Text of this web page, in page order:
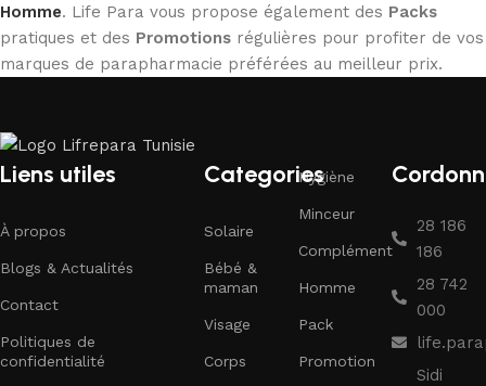
Homme. Life Para vous propose également des Packs
pratiques et des Promotions régulières pour profiter de vos
marques de parapharmacie préférées au meilleur prix.
Liens utiles
À propos
Blogs & Actualités
Contact
Politiques de
confidentialité
Categories
Solaire
Bébé &
maman
Visage
Corps
Hygiène
Minceur
Complément
Homme
Pack
Promotion
28 186
186
28 742
000
Sidi